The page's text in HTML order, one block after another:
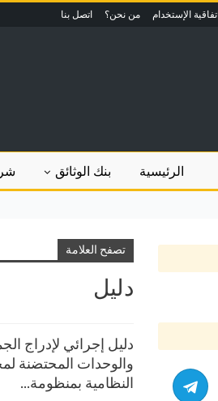
اتفاقية الإستخدام من نحن؟ اتصل بنا
الرئيسية بنك الوثائق
تصفح العلامة
دليل
دليل إجرائي لإدراج
والوحدات المحتضنة
النظامية بمنظومة…